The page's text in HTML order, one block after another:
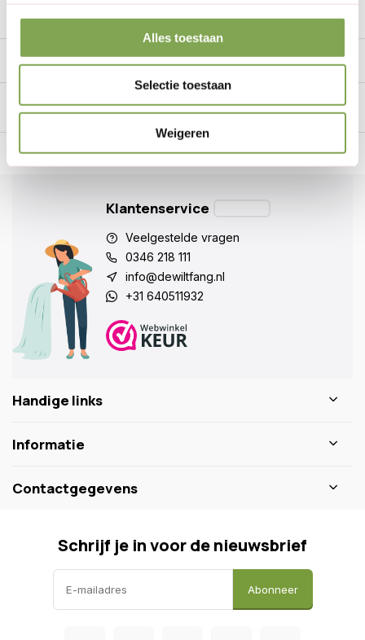
Alles toestaan
Selectie toestaan
Weigeren
Specificaties
Handig voor erbij
Nederland.* 14dagen bedenktijd Al28 jaarde tuinspecialist
Klantenservice
Veelgestelde vragen
0346 218 111
info@dewiltfang.nl
+31 640511932
Handige links
Informatie
Contactgegevens
Schrijf je in voor de nieuwsbrief
Abonneer